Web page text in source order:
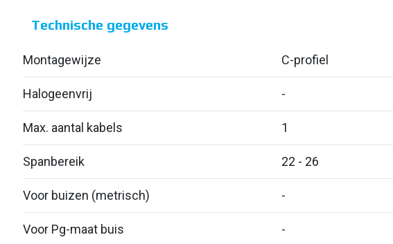
Technische gegevens
Montagewijze C-profiel
Halogeenvrij -
Max. aantal kabels 1
Spanbereik 22 - 26
Voor buizen (metrisch) -
Voor Pg-maat buis -